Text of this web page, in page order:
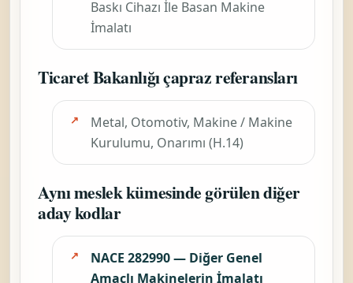
Otomatik
Bovling Salonu
Donanımlarının,
Dönme Dolap,
basıma
makinelerin ve
bunların
baskı makinesi,
tipografik baskı
makinesi, baskı
ciltleme
makinesi vb.)